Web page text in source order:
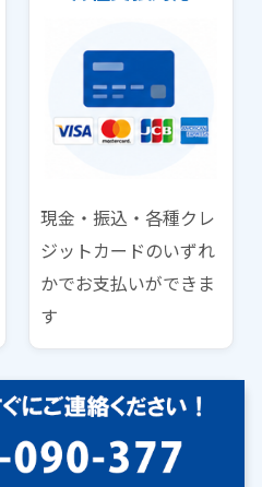
現金・振込・各種クレ
ジットカードのいずれ
かでお支払いができま
す